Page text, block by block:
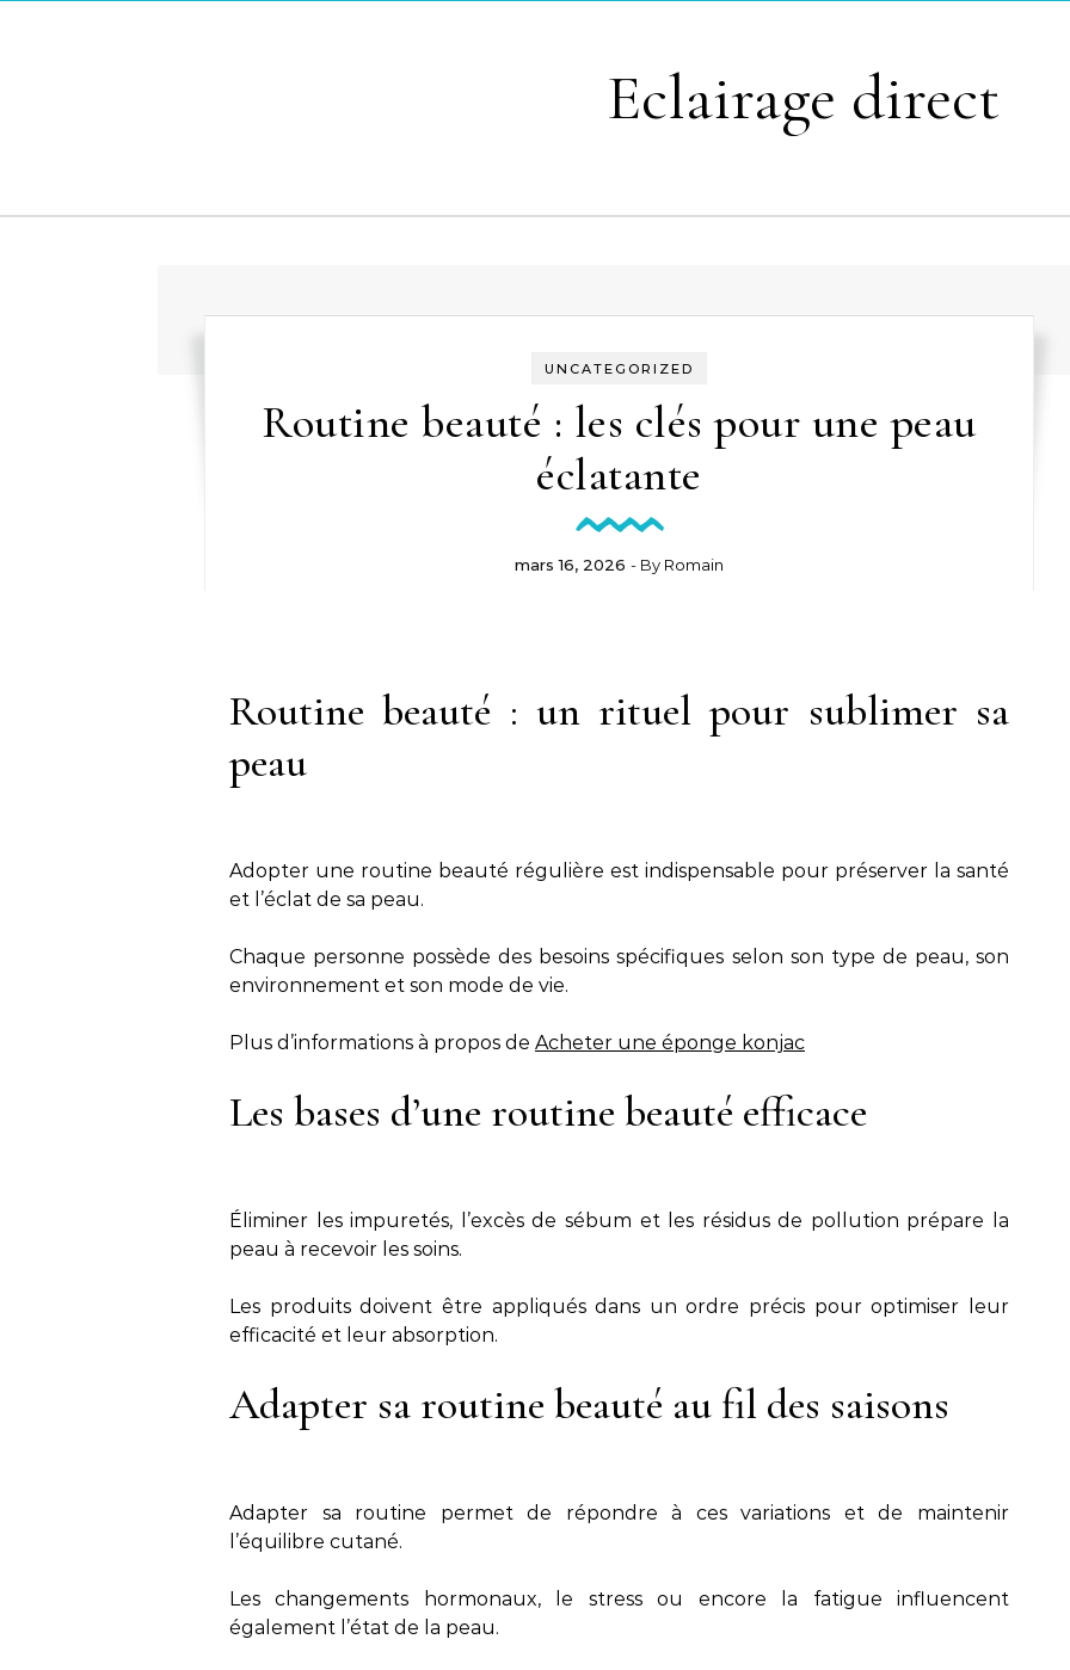
Eclairage direct
UNCATEGORIZED
Routine beauté : les clés pour une peau
éclatante
mars 16, 2026 - By Romain
Routine beauté : un rituel pour sublimer sa
peau
Adopter une routine beauté régulière est indispensable pour préserver la santé
et l’éclat de sa peau.
Chaque personne possède des besoins spécifiques selon son type de peau, son
environnement et son mode de vie.
Plus d’informations à propos de Acheter une éponge konjac
Les bases d’une routine beauté efficace
Éliminer les impuretés, l’excès de sébum et les résidus de pollution prépare la
peau à recevoir les soins.
Les produits doivent être appliqués dans un ordre précis pour optimiser leur
efficacité et leur absorption.
Adapter sa routine beauté au fil des saisons
Adapter sa routine permet de répondre à ces variations et de maintenir
l’équilibre cutané.
Les changements hormonaux, le stress ou encore la fatigue influencent
également l’état de la peau.